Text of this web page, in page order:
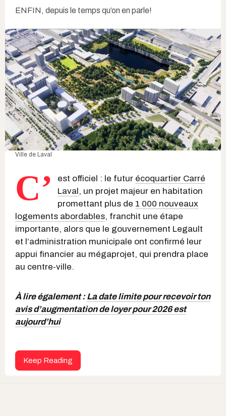
ENFIN, depuis le temps qu’on en parle!
Ville de Laval
C’ est officiel : le futur écoquartier Carré
Laval, un projet majeur en habitation
promettant plus de 1 000 nouveaux
logements abordables, franchit une étape
importante, alors que le gouvernement Legault
et l’administration municipale ont confirmé leur
appui financier au mégaprojet, qui prendra place
au centre-ville.
À lire également :La date limite pour recevoir ton
avis d’augmentation de loyer pour 2026 est
aujourd’hui
Keep Reading